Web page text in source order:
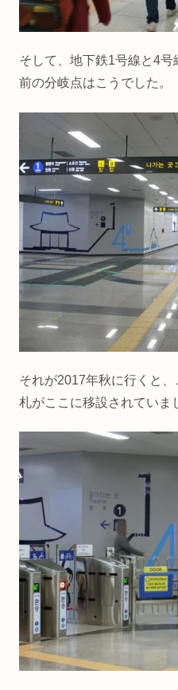
そして、地下鉄1号線と4
前の分岐点はこうでした。
それが2017年秋に行くと
札がここに移設されていま